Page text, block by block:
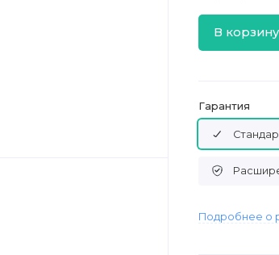
В корзину
Гарантия
Подробнее о